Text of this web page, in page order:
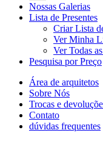
Nossas Galerias
Lista de Presentes
Criar Lista
Ver Minha
Ver Todas
Pesquisa por Preço
Área de arquitetos
Sobre Nós
Trocas e
Contato
dúvidas frequentes